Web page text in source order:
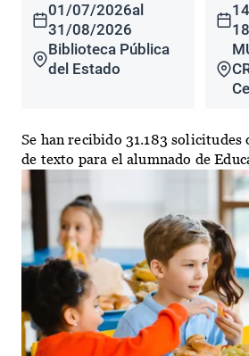
01/07/2026al
31/08/2026
Biblioteca Pública
del Estado
Se han recibido 31.183 solicitudes
de texto para el alumnado de